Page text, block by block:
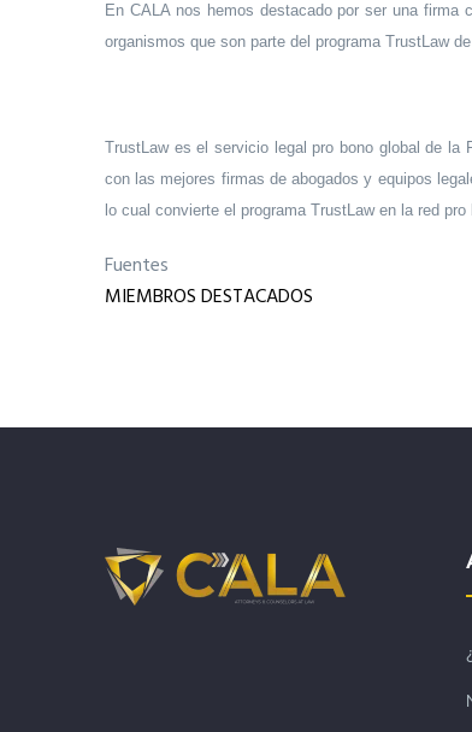
En CALA nos hemos destacado por ser una firma
organismos que son parte del programa TrustLaw
TrustLaw es el servicio legal pro bono global de la
con las mejores firmas de abogados y equipos
lo cual convierte el programa TrustLaw en la red
Fuentes
MIEMBROS DESTACADOS